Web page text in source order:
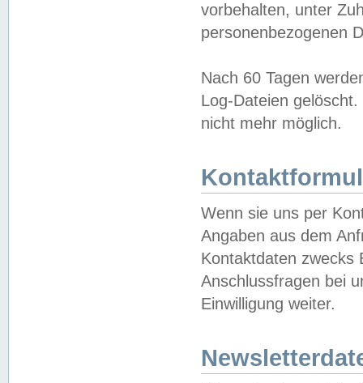
vorbehalten, unter
personenbezogenen
Nach 60 Tagen
Log-Dateien
nicht mehr möglich.
Wenn sie uns per
Angaben aus dem
Kontaktdaten zwecks
Anschlussfragen bei
Einwilligung weiter.